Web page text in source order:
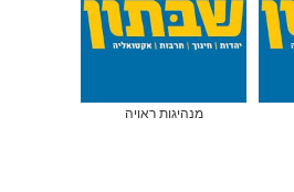
מנהיגות ראויה